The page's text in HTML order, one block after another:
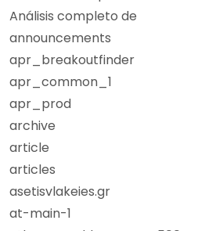
Análisis completo de
announcements
apr_breakoutfinder
apr_common_1
apr_prod
archive
article
articles
asetisvlakeies.gr
at-main-1